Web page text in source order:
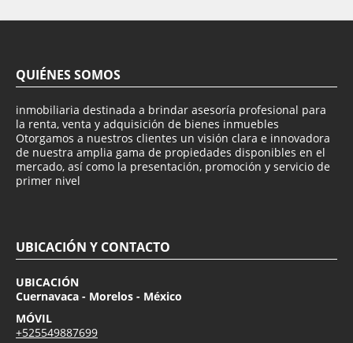
QUIÉNES SOMOS
inmobiliaria destinada a brindar asesoría profesional para
la renta, venta y adquisición de bienes inmuebles
Otorgamos a nuestros clientes un visión clara e innovadora
de nuestra amplia gama de propiedades disponibles en el
mercado, así como la presentación, promoción y servicio de
primer nivel
UBICACIÓN Y CONTACTO
UBICACIÓN
Cuernavaca - Morelos - México
MÓVIL
+525549887699